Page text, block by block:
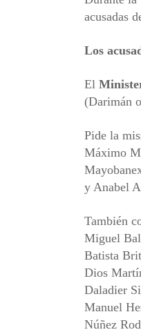
acusadas
Los
El
(Darimán
Pide la
Máximo
y Anabel
También
Miguel
Batista
Dios
Daladier
Manuel
Núñez